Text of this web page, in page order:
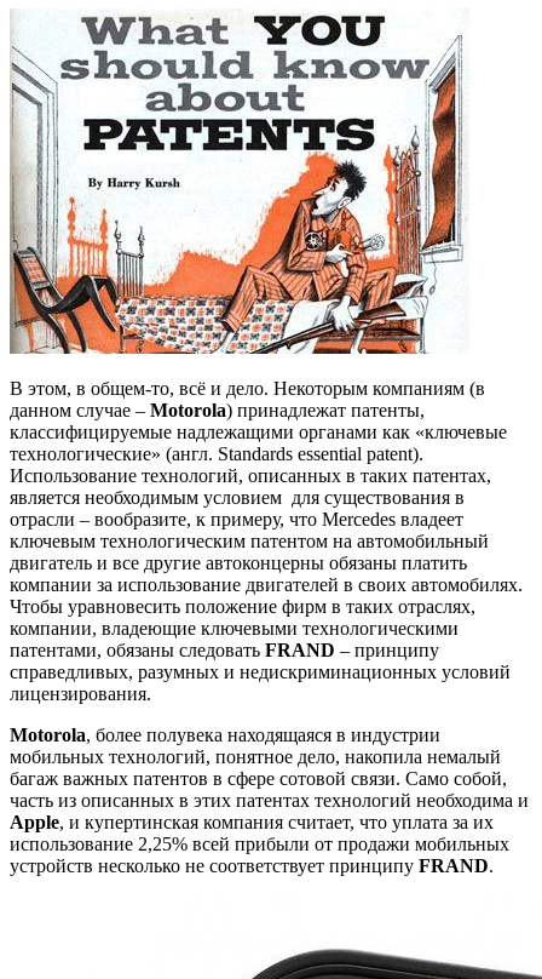
В этом, в общем-то, всё и дело. Некоторым компаниям (в
данном случае – Motorola) принадлежат патенты,
классифицируемые надлежащими органами как «ключевые
технологические» (англ. Standards essential patent).
Использование технологий, описанных в таких патентах,
является необходимым условием для существования в
отрасли – вообразите, к примеру, что Mercedes владеет
ключевым технологическим патентом на автомобильный
двигатель и все другие автоконцерны обязаны платить
компании за использование двигателей в своих автомобилях.
Чтобы уравновесить положение фирм в таких отраслях,
компании, владеющие ключевыми технологическими
патентами, обязаны следовать FRAND – принципу
справедливых, разумных и недискриминационных условий
лицензирования.
Motorola, более полувека находящаяся в индустрии
мобильных технологий, понятное дело, накопила немалый
багаж важных патентов в сфере сотовой связи. Само собой,
часть из описанных в этих патентах технологий необходима и
Apple, и купертинская компания считает, что уплата за их
использование 2,25% всей прибыли от продажи мобильных
устройств несколько не соответствует принципу FRAND.